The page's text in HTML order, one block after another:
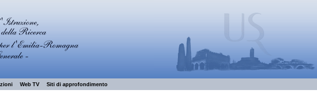
Web TV Siti di approfondimento